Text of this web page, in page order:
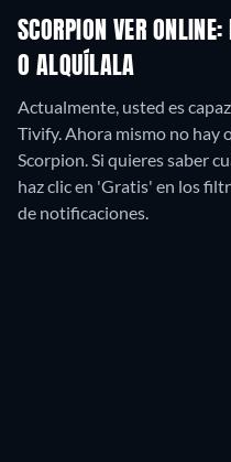
SCORPION VER
O ALQUÍLALA
Actualmente, usted es
Tivify.Ahora mismo no hay
Scorpion. Si quieres saber
haz clic en 'Gratis' en los
de notificaciones.